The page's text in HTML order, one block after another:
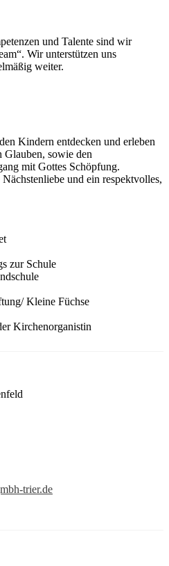
und Talente sind wir
Wir unterstützen uns
weiter.
Kindern entdecken und erleben
Glauben, sowie den
mit Gottes Schöpfung.
und ein respektvolles,
zur Schule
Kleine Füchse
Kirchenorganistin
trier.de